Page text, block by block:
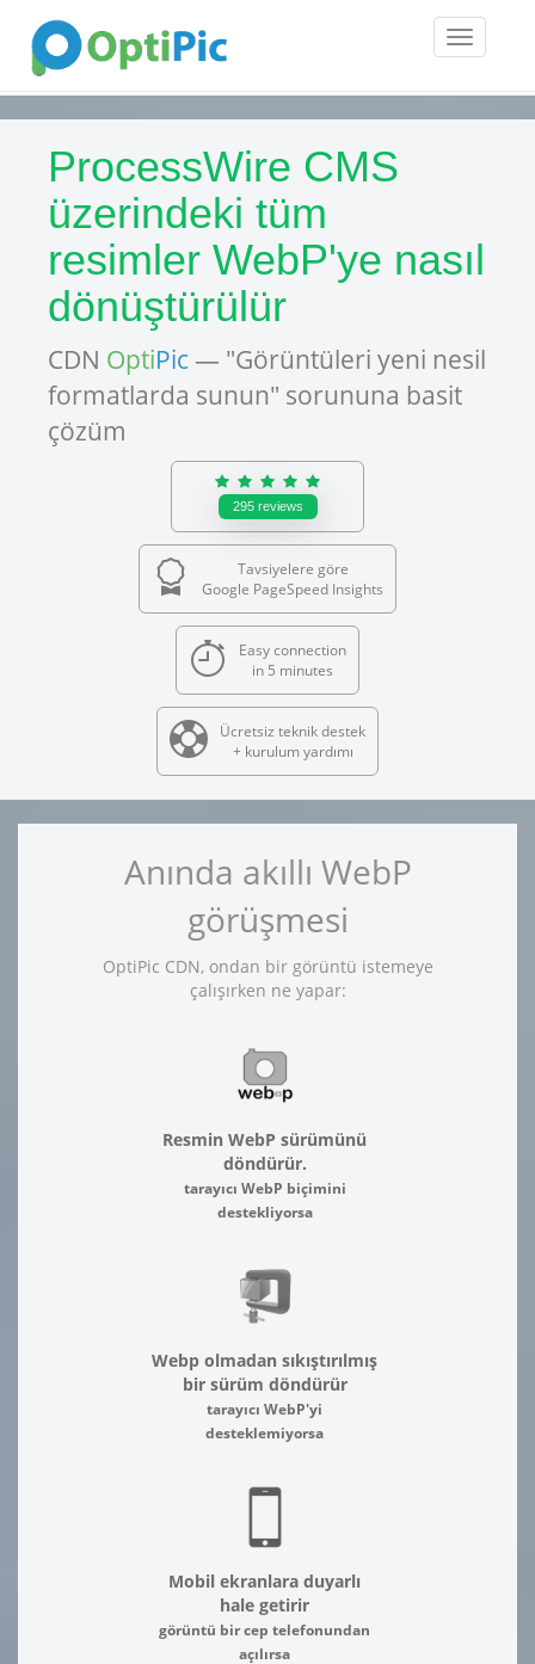
Toggle
ProcessWire CMS
üzerindeki tüm
resimler WebP'ye nasıl
dönüştürülür
CDN OptiPic — "Görüntüleri yeni nesil
formatlarda sunun" sorununa basit
çözüm
295 reviews
Tavsiyelere göre
Google PageSpeed Insights
Easy connection
in 5 minutes
Ücretsiz teknik destek
+ kurulum yardımı
Anında akıllı WebP
görüşmesi
OptiPic CDN, ondan bir görüntü istemeye
çalışırken ne yapar:
Resmin WebP sürümünü
döndürür.
tarayıcı WebP biçimini
destekliyorsa
Webp olmadan sıkıştırılmış
bir sürüm döndürür
tarayıcı WebP'yi
desteklemiyorsa
Mobil ekranlara duyarlı
hale getirir
görüntü bir cep telefonundan
açılırsa